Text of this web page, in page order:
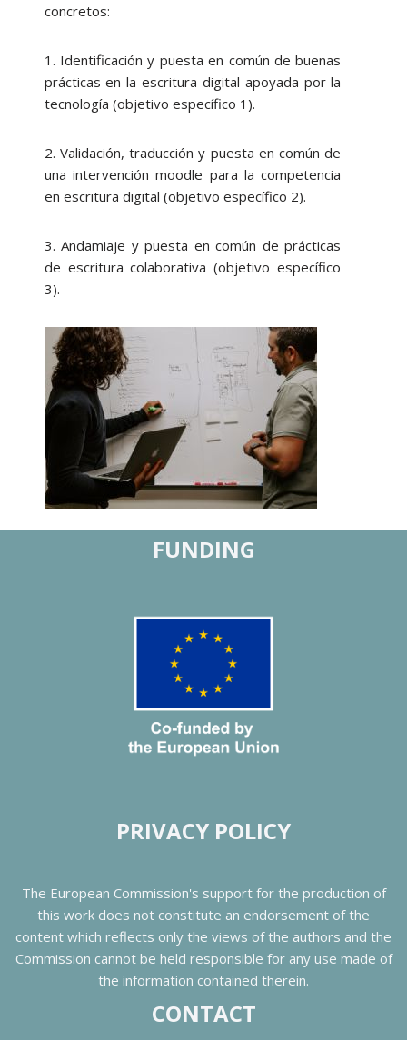
concretos:
1. Identificación y puesta en común de buenas
prácticas en la escritura digital apoyada por la
tecnología (objetivo específico 1).
2. Validación, traducción y puesta en común de
una intervención moodle para la competencia
en escritura digital (objetivo específico 2).
3. Andamiaje y puesta en común de prácticas
de escritura colaborativa (objetivo específico
3).
FUNDING
PRIVACY POLICY
The European Commission's support for the production of
this work does not constitute an endorsement of the
content which reflects only the views of the authors and the
Commission cannot be held responsible for any use made of
the information contained therein.
CONTACT